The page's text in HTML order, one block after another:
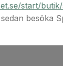
start/
besöka